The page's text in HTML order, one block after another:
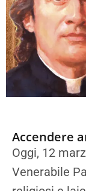
Accendere
Oggi, 12
Venerabile